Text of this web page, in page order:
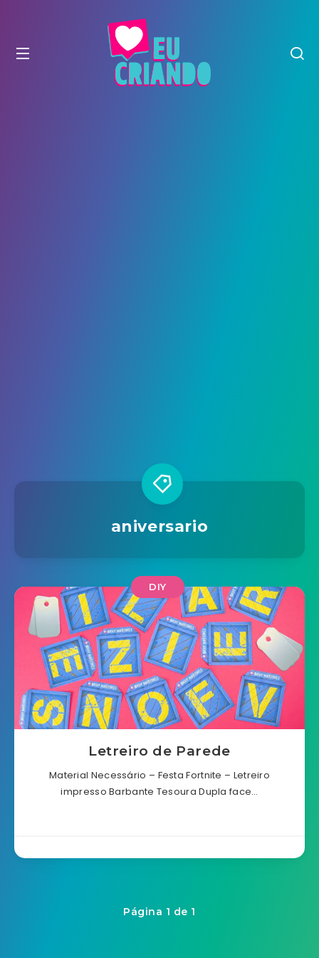
aniversario
DIY
Letreiro de Parede
Material Necessário – Festa Fortnite – Letreiro
impresso Barbante Tesoura Dupla face…
Página 1 de 1